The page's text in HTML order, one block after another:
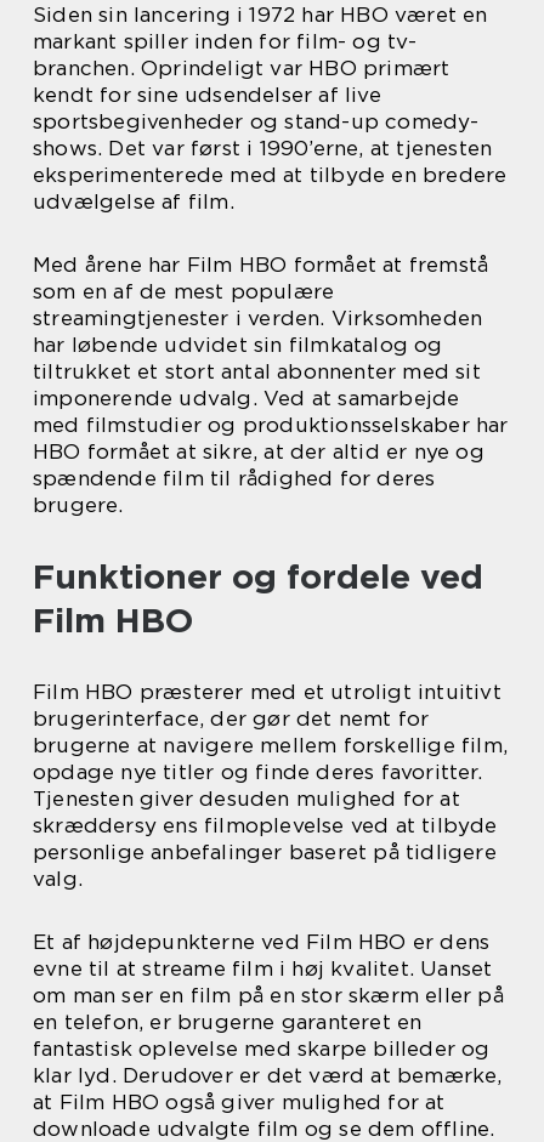
Siden sin lancering i 1972 har HBO været en
markant spiller inden for film- og tv-
branchen. Oprindeligt var HBO primært
kendt for sine udsendelser af live
sportsbegivenheder og stand-up comedy-
shows. Det var først i 1990’erne, at tjenesten
eksperimenterede med at tilbyde en bredere
udvælgelse af film.
Med årene har Film HBO formået at fremstå
som en af de mest populære
streamingtjenester i verden. Virksomheden
har løbende udvidet sin filmkatalog og
tiltrukket et stort antal abonnenter med sit
imponerende udvalg. Ved at samarbejde
med filmstudier og produktionsselskaber har
HBO formået at sikre, at der altid er nye og
spændende film til rådighed for deres
brugere.
Funktioner og fordele ved
Film HBO
Film HBO præsterer med et utroligt intuitivt
brugerinterface, der gør det nemt for
brugerne at navigere mellem forskellige film,
opdage nye titler og finde deres favoritter.
Tjenesten giver desuden mulighed for at
skræddersy ens filmoplevelse ved at tilbyde
personlige anbefalinger baseret på tidligere
valg.
Et af højdepunkterne ved Film HBO er dens
evne til at streame film i høj kvalitet. Uanset
om man ser en film på en stor skærm eller på
en telefon, er brugerne garanteret en
fantastisk oplevelse med skarpe billeder og
klar lyd. Derudover er det værd at bemærke,
at Film HBO også giver mulighed for at
downloade udvalgte film og se dem offline.